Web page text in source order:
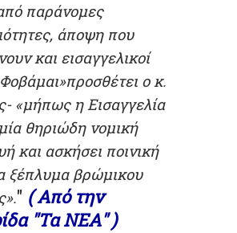
παράνομες
άποψη που
και εισαγγελικοί
ο κ.
«μήπως η Εισαγγελία
θηριώδη νομική
και ασκήσει ποινική
ξέπλυμα βρώμικου
" ( Από την
"Τα ΝΕΑ" )